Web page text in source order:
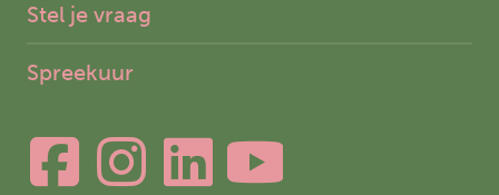
Stel je vraag
Spreekuur